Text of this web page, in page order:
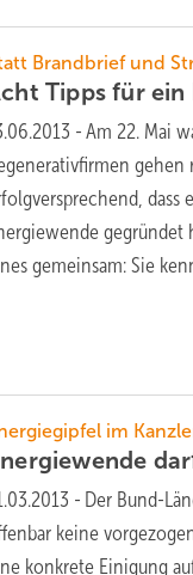
Brandbrief und
Tipps für ein
- Am 22. Mai
dass
gegründet
gemeinsam: Sie
im
- Der Bund-
keine
konkrete Einigung